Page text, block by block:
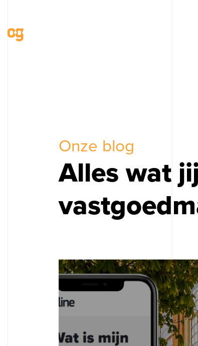
Onze blog
Alles wat